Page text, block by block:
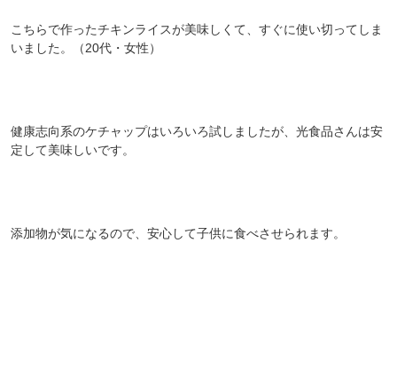
こちらで作ったチキンライスが美味しくて、すぐに使い切ってしま
いました。（20代・女性）
健康志向系のケチャップはいろいろ試しましたが、光食品さんは安
定して美味しいです。
添加物が気になるので、安心して子供に食べさせられます。